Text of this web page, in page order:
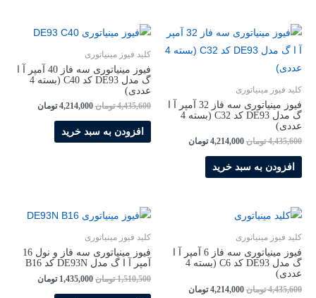
کلید فیوز مینیاتوری
فیوز مینیاتوری سه فاز 32 آمپر آ ا
گ مدل DE93 کد C32 (بسته 4
عددی)
4,435,600 تومان 4,214,000 تومان
افزودن به سبد خرید
کلید فیوز مینیاتوری
فیوز مینیاتوری سه فاز 40 آمپر آ ا
گ مدل DE93 کد C40 (بسته 4
عددی)
4,435,600 تومان 4,214,000 تومان
افزودن به سبد خرید
کلید فیوز مینیاتوری
فیوز مینیاتوری سه فاز 6 آمپر آ ا
گ مدل DE93 کد C6 (بسته 4
عددی)
4,435,600 تومان 4,214,000 تومان
کلید فیوز مینیاتوری
فیوز مینیاتوری سه فاز و نول 16
آمپر آ ا گ مدل DE93N کد B16
1,510,500 تومان 1,435,000 تومان